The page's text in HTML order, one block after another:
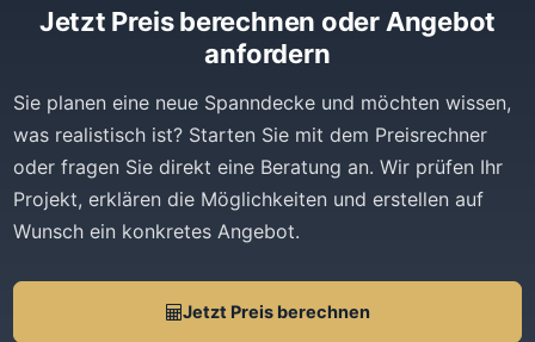
Jetzt Preis berechnen oder Angebot
anfordern
Sie planen eine neue Spanndecke und möchten wissen,
was realistisch ist? Starten Sie mit dem Preisrechner
oder fragen Sie direkt eine Beratung an. Wir prüfen Ihr
Projekt, erklären die Möglichkeiten und erstellen auf
Wunsch ein konkretes Angebot.
Jetzt Preis berechnen